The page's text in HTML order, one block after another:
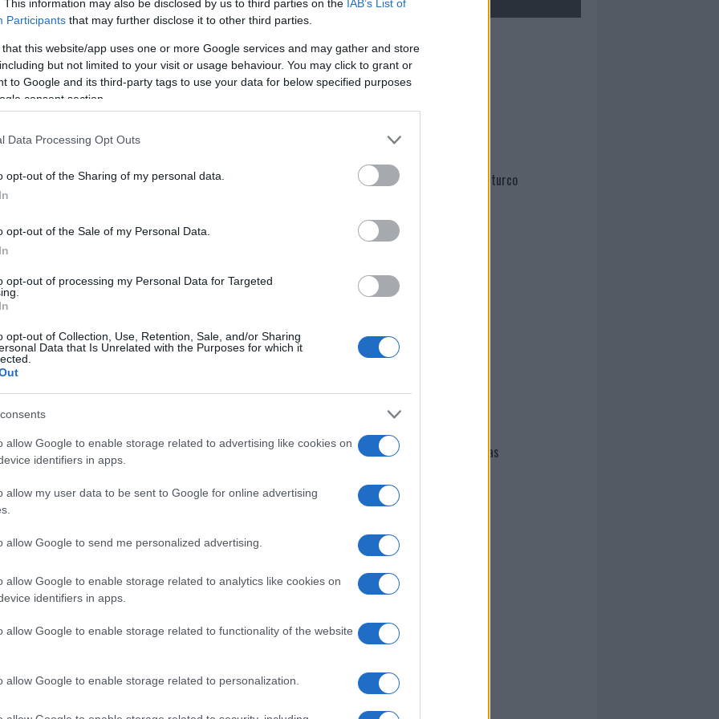
This information may also be disclosed by us to third parties on the IAB’s List of
Participants that may further disclose it to other third parties.
that this website/app uses one or more Google services and may gather and store
but not limited to your visit or usage behaviour. You may click to grant or
to Google and its third-party tags to use your data for below specified purposes
consent section.
Data Processing Opt Outs
opt-out of the Sharing of my personal data.
opt-out of the Sale of my Personal Data.
opt-out of processing my Personal Data for Targeted
opt-out of Collection, Use, Retention, Sale, and/or Sharing
Data that Is Unrelated with the Purposes for which it
allow Google to enable storage related to advertising like cookies on
identifiers in apps.
allow my user data to be sent to Google for online advertising
allow Google to send me personalized advertising.
allow Google to enable storage related to analytics like cookies on
identifiers in apps.
allow Google to enable storage related to functionality of the website
allow Google to enable storage related to personalization.
per evitare la penultima piazza in
Sardegna per un’avventura nuova di
– dichiara Caforio – e sono molto
la società a scegliermi. Mi hannoparlato
e Cuneo, ho sempre avuto delle
è ovviamente la mia specialità, ma
ama leggere il gioco e tenere in mano la
stata sono cambiate tante cose, a
L’Hermaea che sta nascendo mi piace
ed esperienza. In passato non mi è mai
nuove compagne, ma sono certa che
bella chimica di squadra”.
vista prettamente tecnico è il coach
è un libero solido, con tanti anni di
anno a Chieri, quando è stata chiamata
È molto forte in ricezione, e in
andare eccessivamente all’istinto.
motivo, quando ci è stata proposta,
pensarci due volte. È uno dei
categoria”.
piazza – fa eco il presidente Gianni Sarti –
un fenomeno in difesa. Il suo
cliccando qui
Mario Malu
Paolo Pinna
Martina Agostina Diturco
Giovannimaria Cabras